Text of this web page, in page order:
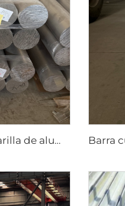
Barra redonda de aluminio varilla de aluminio